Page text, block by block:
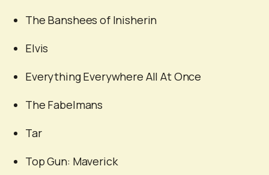
The Banshees of Inisherin
Elvis
Everything Everywhere All At Once
The Fabelmans
Tar
Top Gun: Μaverick